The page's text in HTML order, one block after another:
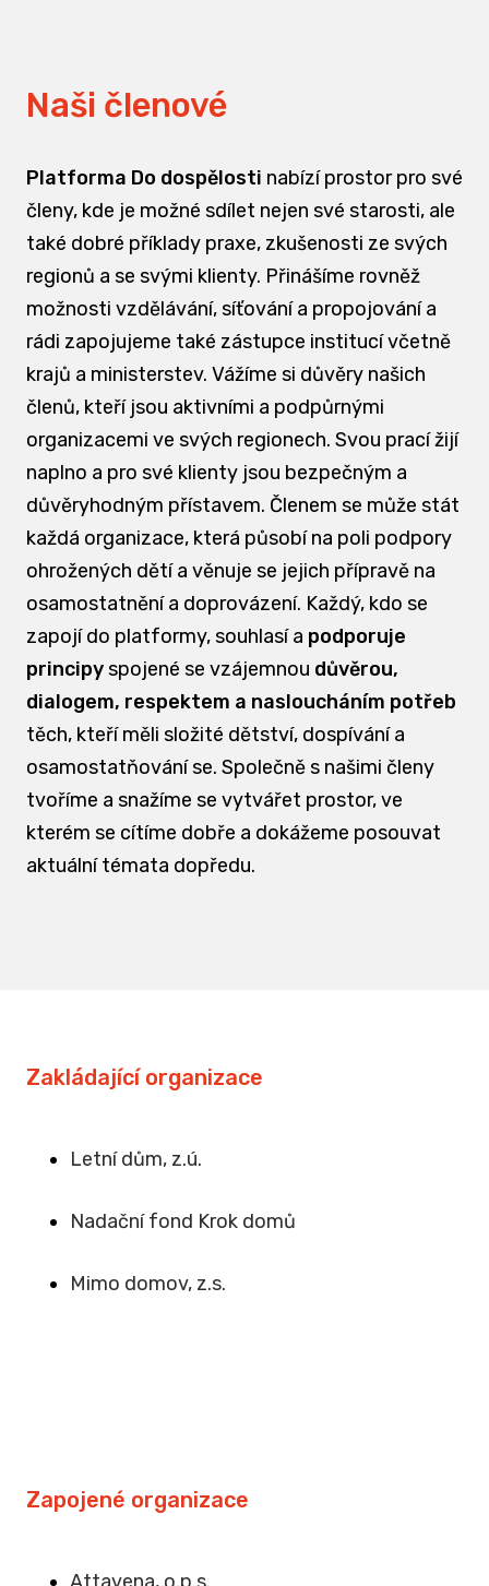
Naši členové
Platforma Do dospělosti nabízí prostor pro své
členy, kde je možné sdílet nejen své starosti, ale
také dobré příklady praxe, zkušenosti ze svých
regionů a se svými klienty. Přinášíme rovněž
možnosti vzdělávání, síťování a propojování a
rádi zapojujeme také zástupce institucí včetně
krajů a ministerstev. Vážíme si důvěry našich
členů, kteří jsou aktivními a podpůrnými
organizacemi ve svých regionech. Svou prací žijí
naplno a pro své klienty jsou bezpečným a
důvěryhodným přístavem. Členem se může stát
každá organizace, která působí na poli podpory
ohrožených dětí a věnuje se jejich přípravě na
osamostatnění a doprovázení. Každý, kdo se
zapojí do platformy, souhlasí a podporuje
principyspojené se vzájemnou důvěrou,
dialogem, respektem a nasloucháním potřeb
těch, kteří měli složité dětství, dospívání a
osamostatňování se. Společně s našimi členy
tvoříme a snažíme se vytvářet prostor, ve
kterém se cítíme dobře a dokážeme posouvat
aktuální témata dopředu.
Zakládající organizace
Letní dům, z.ú.
Nadační fond Krok domů
Mimo domov, z.s.
Zapojené organizace